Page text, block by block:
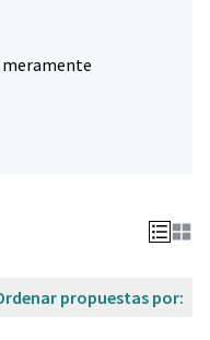
meramente
propuestas por: